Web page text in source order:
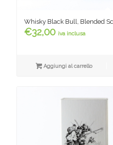
Whisky Black Bull, Blended
€32,00 iva inclusa
Aggiungi al carrello